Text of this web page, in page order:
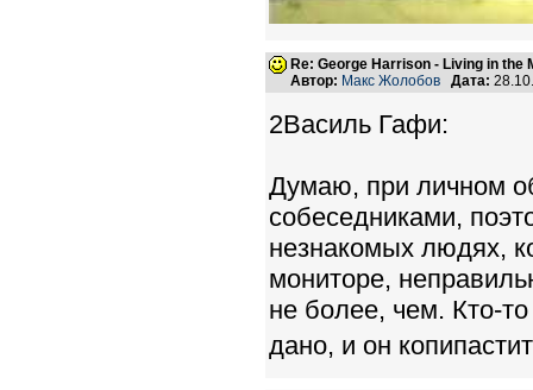
Re: George Harrison - Living in the
Автор: Макс Жолобов Дата:
2Василь Гафи:
Думаю, при личном
собеседниками,
незнакомых людях,
мониторе,
не более, чем. Кто-
дано, и он